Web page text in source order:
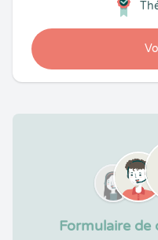
Formulaire de